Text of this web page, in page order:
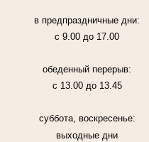
в предпраздничные дни:
с 9.00 до 17.00
обеденный перерыв:
с 13.00 до 13.45
суббота, воскресенье:
выходные дни